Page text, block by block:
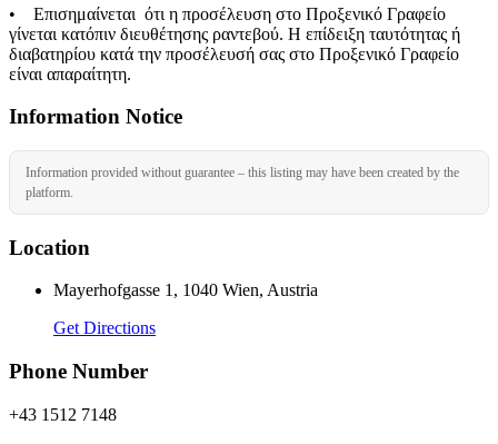
• Επισημαίνεται ότι η προσέλευση στο Προξενικό Γραφείο
γίνεται κατόπιν διευθέτησης ραντεβού. Η επίδειξη ταυτότητας ή
διαβατηρίου κατά την προσέλευσή σας στο Προξενικό Γραφείο
είναι απαραίτητη.
Information Notice
Information provided without guarantee – this listing may have been created by the
platform.
Location
Mayerhofgasse 1, 1040 Wien, Austria
Get Directions
Phone Number
+43 1512 7148